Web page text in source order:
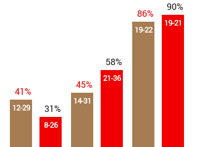
41%
12-29 31%
8-26
45%
14-31
58%
21-36
86%
19-22
90%
19-21